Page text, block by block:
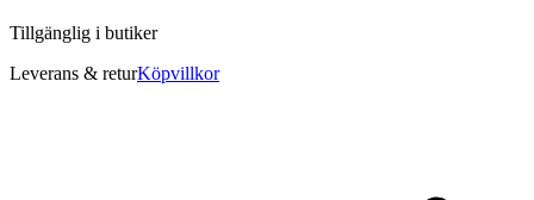
Tillgänglig i butiker
Leverans & returKöpvillkor